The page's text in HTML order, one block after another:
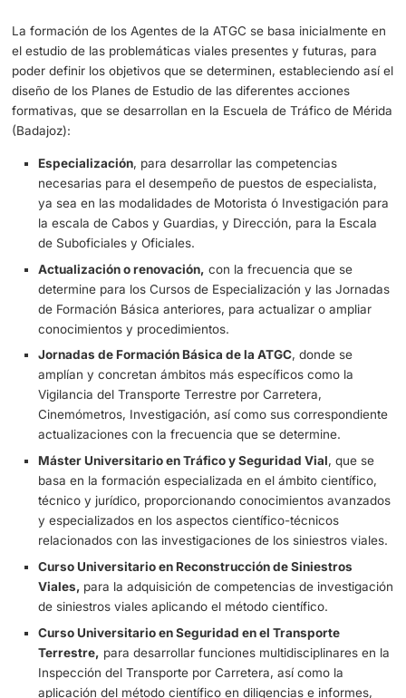
con la Fundación Línea Directa, fundación nacida hace
bajo el lema “Por la Seguridad Vial”, siendo su principal
ayudar a reducir el número de víctimas de siniestros
nuestras carreteras, a través de cuatro principios, la
investigación, formación y sobre todo la acción social.
Colaboración con UNIPUBLIC, a través de la DGT, para
prestación de los servicios de Seguridad Vial
ediciones de la prueba deportiva VCE (Vuelta Ciclista a
e igualmente en todos aquellos eventos de carácter
deportivo, festivos etc., que convoquen a un elevado
participantes.
Otro ejemplo es la colaboración con la Agencia Estatal de
Meteorología para la prevención e intervención de las
Unidades de esta Agrupación de Tráfico en situaciones
nevadas u otros fenómenos meteorológicos de
Es reseñable la labor divulgativa que a través de la
Periférica de Comunicaciones (OPC), se realiza en
eventos, pruebas deportivas reseñables, exposiciones,
relacionados tanto con la Seguridad Vial como con el
presta esta Agrupación de Tráfico.
marco de los convenios establecidos, las actividades de
colaboración en información y actuaciones (ámbito
Está en proyecto la aplicación en ámbito iberoamericano.
Es de reseñar la participación de la ATGC en las
celebradas en Francia, con un total de 12 Agentes en